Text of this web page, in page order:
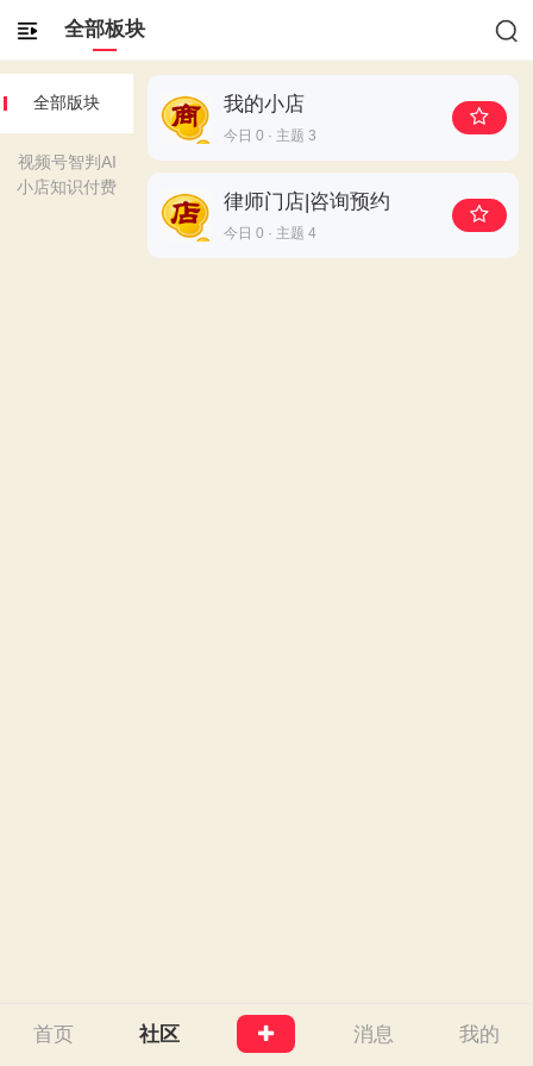
全部板块
全部版块
视频号智判AI
小店知识付费
我的小店
今日 0 · 主题 3
律师门店|咨询预约
今日 0 · 主题 4
首页 社区 消息 我的